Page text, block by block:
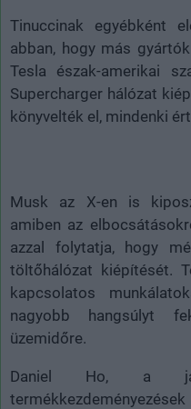
Tinuccinak egyébként
abban, hogy más
Tesla észak-amerikai
Supercharger hálózat
könyvelték el, mindenki
Musk az X-en is
amiben az
azzal folytatja, hogy
töltőhálózat kiépítését.
kapcsolatos
nagyobb hangsúlyt
üzemidőre.
Daniel Ho, a